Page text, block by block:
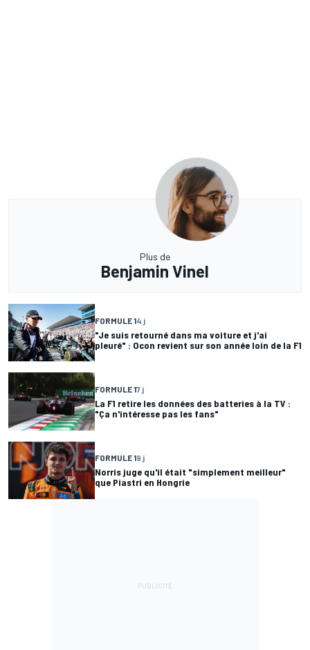
Plus de
Benjamin Vinel
FORMULE 14 j
"Je suis retourné dans ma voiture et j'ai
pleuré" : Ocon revient sur son année loin de la F1
FORMULE 17 j
La F1 retire les données des batteries à la TV :
"Ça n'intéresse pas les fans"
FORMULE 19 j
Norris juge qu'il était "simplement meilleur"
que Piastri en Hongrie